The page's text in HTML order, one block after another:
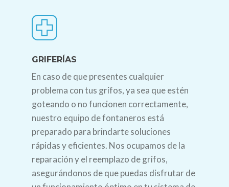
GRIFERÍAS
En caso de que presentes cualquier
problema con tus grifos, ya sea que estén
goteando o no funcionen correctamente,
nuestro equipo de fontaneros está
preparado para brindarte soluciones
rápidas y eficientes. Nos ocupamos de la
reparación y el reemplazo de grifos,
asegurándonos de que puedas disfrutar de